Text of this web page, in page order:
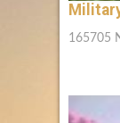
165705